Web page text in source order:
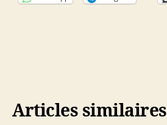
Articles similaires